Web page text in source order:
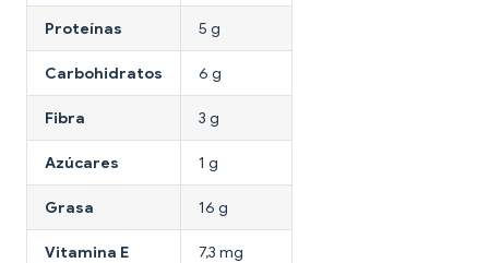
Proteínas 5 g
Carbohidratos 6 g
Fibra 3 g
Azúcares 1 g
Grasa 16 g
Vitamina E 7,3 mg